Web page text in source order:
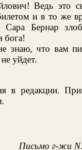
Ведь это
и в то же
Сара Бернар
бога!
знаю, что вам
уйдет.
в редакции.
Письмо г-жи